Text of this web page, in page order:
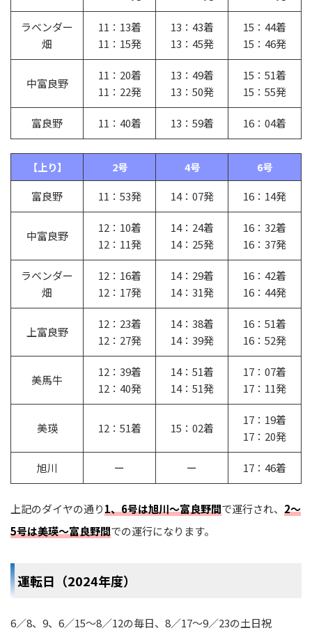
ラベンダー
畑
11：13着
11：15発
13：43着
13：45発
15：44着
15：46発
中富良野
11：20着
11：22発
13：49着
13：50発
15：51着
15：55発
富良野 11：40着 13：59着 16：04着
【上り】 2号 4号
6号
富良野
11：53発 14：07発 16：14発
中富良野
12：10着
12：11発
14：24着
14：25発
16：32着
16：37発
ラベンダー
畑
12：16着
12：17発
14：29着
14：31発
16：42着
16：44発
上富良野
12：23着
12：27発
14：38着
14：39発
16：51着
16：52発
美馬牛
12：39着
12：40発
14：51着
14：51発
17：07着
17：11発
美瑛 12：51着 15：02着
17：19着
17：20発
旭川 ー ー 17：46着
上記のダイヤの通り1、6号は旭川〜富良野間で運行され、 2〜
5号は美瑛〜富良野間での運行になります。
運転日（2024年度）
6／8、9、6／15～8／12の毎日、8／17～9／23の土日祝